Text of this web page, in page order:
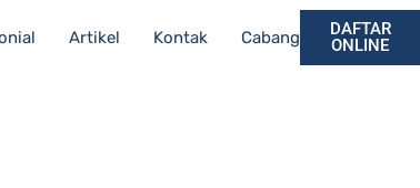
Artikel Kontak Cabang
DAFTAR
ONLINE